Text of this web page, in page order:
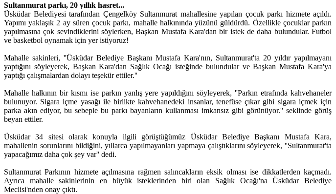
Sultanmurat parkı, 20 yıllık hasret...
Üsküdar Belediyesi tarafından Çengelköy Sultanmurat mahallesine yapılan çocuk parkı hizmete açıldı.
Yapımı yaklaşık 2 ay süren çocuk parkı, mahalle halkınında yüzünü güldürdü. Özellikle çocuklar parkın
yapılmasına çok sevindiklerini söylerken, Başkan Mustafa Kara'dan bir istek de daha bulundular. Futbol
ve basketbol oynamak için yer istiyoruz!
Mahalle sakinleri, ''Üsküdar Belediye Başkanı Mustafa Kara'nın, Sultanmurat'ta 20 yıldır yapılmayanı
yaptığını söyleyerek, Başkan Kara'dan Sağlık Ocağı isteğinde bulundular ve Başkan Mustafa Kara'ya
yaptığı çalışmalardan dolayı teşekür ettiler.''
Mahalle halkının bir kısmı ise parkın yanlış yere yapıldığını söyleyerek, ''Parkın etrafında kahvehaneler
bulunuyor. Sigara içme yasağı ile birlikte kahvehanedeki insanlar, tenefüse çıkar gibi sigara içmek için
parka akın ediyor, bu sebeple bu parkı bayanların kullanması imkansız gibi görünüyor.'' seklinde görüş
beyan ettiler.
Üsküdar 34 sitesi olarak konuyla ilgili görüştüğümüz Üsküdar Belediye Başkanı Mustafa Kara,
mahallenin sorunlarını bildiğini, yıllarca yapılmayanları yapmaya çalıştıklarını söyleyerek, ''Sultanmurat'ta
yapacağımız daha çok şey var'' dedi.
Sultanmurat Parkının hizmete açılmasına rağmen salıncakların eksik olması ise dikkatlerden kaçmadı.
Ayrıca mahalle sakinlerinin en büyük isteklerinden biri olan Sağlık Ocağı'na Üsküdar Belediye
Meclisi'nden onay çıktı.